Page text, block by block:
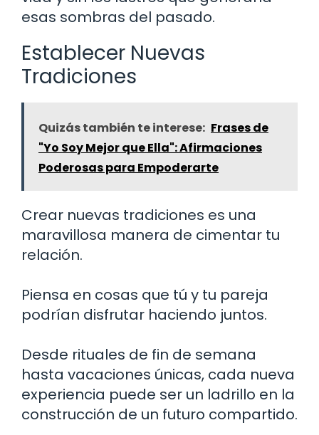
esas sombras del pasado.
Establecer Nuevas
Tradiciones
Quizás también te interese: Frases de
"Yo Soy Mejor que Ella": Afirmaciones
Poderosas para Empoderarte
Crear nuevas tradiciones es una
maravillosa manera de cimentar tu
relación.
Piensa en cosas que tú y tu pareja
podrían disfrutar haciendo juntos.
Desde rituales de fin de semana
hasta vacaciones únicas, cada nueva
experiencia puede ser un ladrillo en la
construcción de un futuro compartido.